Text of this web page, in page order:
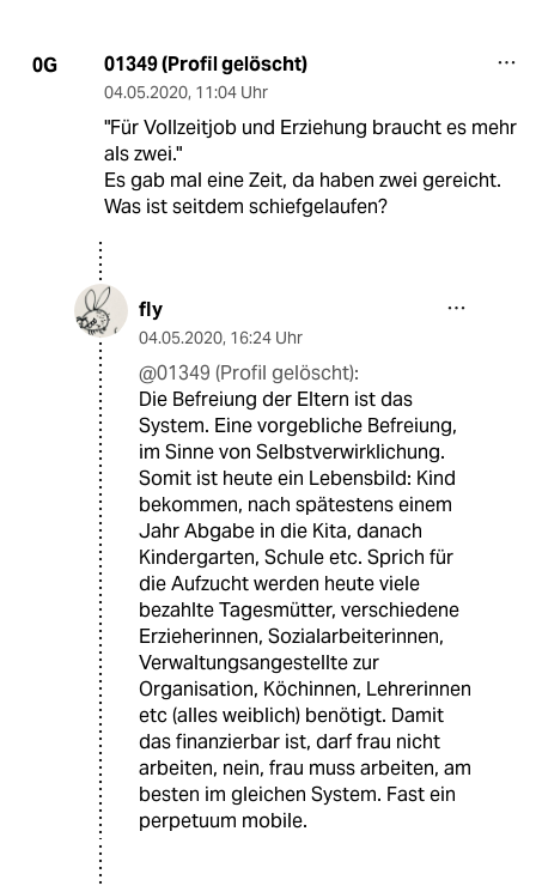
0G 01349 (Profil gelöscht)
04.05.2020, 11:04 Uhr
"Für Vollzeitjob und Erziehung braucht es mehr
als zwei."
Es gab mal eine Zeit, da haben zwei gereicht.
Was ist seitdem schiefgelaufen?
fly
04.05.2020, 16:24 Uhr
@01349 (Profil gelöscht):
Die Befreiung der Eltern ist das
System. Eine vorgebliche Befreiung,
im Sinne von Selbstverwirklichung.
Somit ist heute ein Lebensbild: Kind
bekommen, nach spätestens einem
Jahr Abgabe in die Kita, danach
Kindergarten, Schule etc. Sprich für
die Aufzucht werden heute viele
bezahlte Tagesmütter, verschiedene
Erzieherinnen, Sozialarbeiterinnen,
Verwaltungsangestellte zur
Organisation, Köchinnen, Lehrerinnen
etc (alles weiblich) benötigt. Damit
das finanzierbar ist, darf frau nicht
arbeiten, nein, frau muss arbeiten, am
besten im gleichen System. Fast ein
perpetuum mobile.